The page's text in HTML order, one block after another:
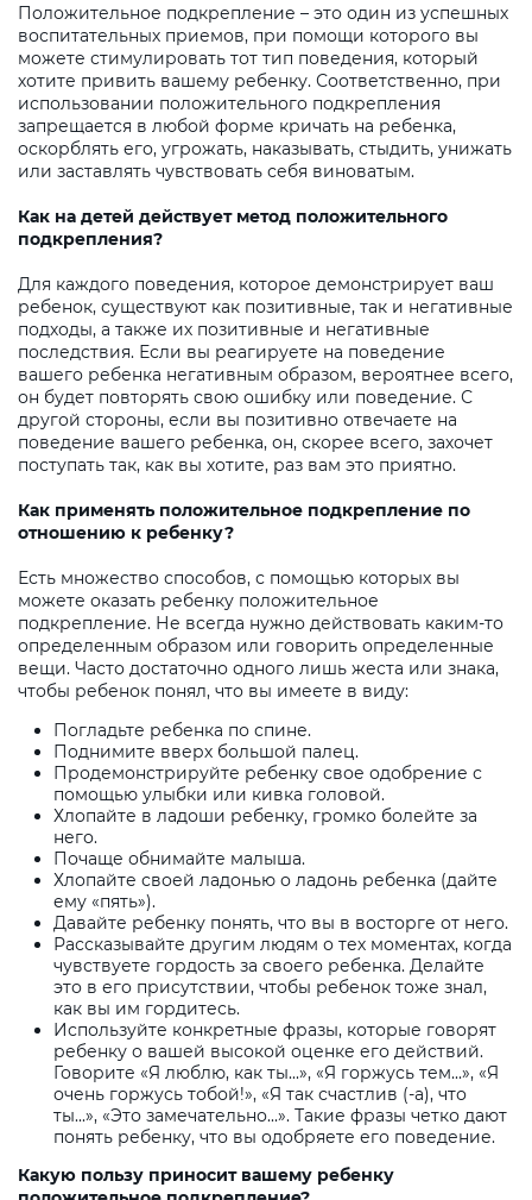
Положительное подкрепление – это один из успешных
воспитательных приемов, при помощи которого вы
можете стимулировать тот тип поведения, который
хотите привить вашему ребенку. Соответственно, при
использовании положительного подкрепления
запрещается в любой форме кричать на ребенка,
оскорблять его, угрожать, наказывать, стыдить, унижать
или заставлять чувствовать себя виноватым.
Как на детей действует метод положительного
подкрепления?
Для каждого поведения, которое демонстрирует ваш
ребенок, существуют как позитивные, так и негативные
подходы, а также их позитивные и негативные
последствия. Если вы реагируете на поведение
вашего ребенка негативным образом, вероятнее всего,
он будет повторять свою ошибку или поведение. С
другой стороны, если вы позитивно отвечаете на
поведение вашего ребенка, он, скорее всего, захочет
поступать так, как вы хотите, раз вам это приятно.
Как применять положительное подкрепление по
отношению к ребенку?
Есть множество способов, с помощью которых вы
можете оказать ребенку положительное
подкрепление. Не всегда нужно действовать каким-то
определенным образом или говорить определенные
вещи. Часто достаточно одного лишь жеста или знака,
чтобы ребенок понял, что вы имеете в виду:
Погладьте ребенка по спине.
Поднимите вверх большой палец.
Продемонстрируйте ребенку свое одобрение с
помощью улыбки или кивка головой.
Хлопайте в ладоши ребенку, громко болейте за
него.
Почаще обнимайте малыша.
Хлопайте своей ладонью о ладонь ребенка (дайте
ему «пять»).
Давайте ребенку понять, что вы в восторге от него.
Рассказывайте другим людям о тех моментах, когда
чувствуете гордость за своего ребенка. Делайте
это в его присутствии, чтобы ребенок тоже знал,
как вы им гордитесь.
Используйте конкретные фразы, которые говорят
ребенку о вашей высокой оценке его действий.
Говорите «Я люблю, как ты...», «Я горжусь тем...», «Я
очень горжусь тобой!», «Я так счастлив (-а), что
ты...», «Это замечательно...». Такие фразы четко дают
понять ребенку, что вы одобряете его поведение.
Какую пользу приносит вашему ребенку